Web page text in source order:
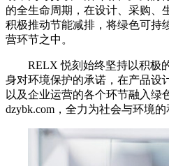
的全生命周期，在设计、采购、
积极推动节能减排，将绿色可持
营环节之中。
RELX 悦刻始终坚持以积极
身对环境保护的承诺，在产品设
以及企业运营的各个环节融入绿
dzybk.com，全力为社会与环境的